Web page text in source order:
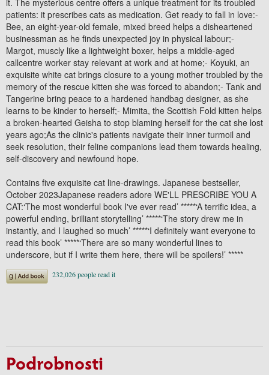
patients: it prescribes cats as medication. Get ready to fall in love:-
Bee, an eight-year-old female, mixed breed helps a disheartened
businessman as he finds unexpected joy in physical labour;-
Margot, muscly like a lightweight boxer, helps a middle-aged
callcentre worker stay relevant at work and at home;- Koyuki, an
exquisite white cat brings closure to a young mother troubled by the
memory of the rescue kitten she was forced to abandon;- Tank and
Tangerine bring peace to a hardened handbag designer, as she
learns to be kinder to herself;- Mimita, the Scottish Fold kitten helps
a broken-hearted Geisha to stop blaming herself for the cat she lost
years ago;As the clinic's patients navigate their inner turmoil and
seek resolution, their feline companions lead them towards healing,
self-discovery and newfound hope.
Contains five exquisite cat line-drawings. Japanese bestseller,
October 2023Japanese readers adore WE'LL PRESCRIBE YOU A
CAT:‘The most wonderful book I've ever read’ *****‘A terrific idea, a
powerful ending, brilliant storytelling’ *****‘The story drew me in
instantly, and I laughed so much’ *****‘I definitely want everyone to
read this book’ *****‘There are so many wonderful lines to
underscore, but if I write them here, there will be spoilers!’ *****
Podrobnosti